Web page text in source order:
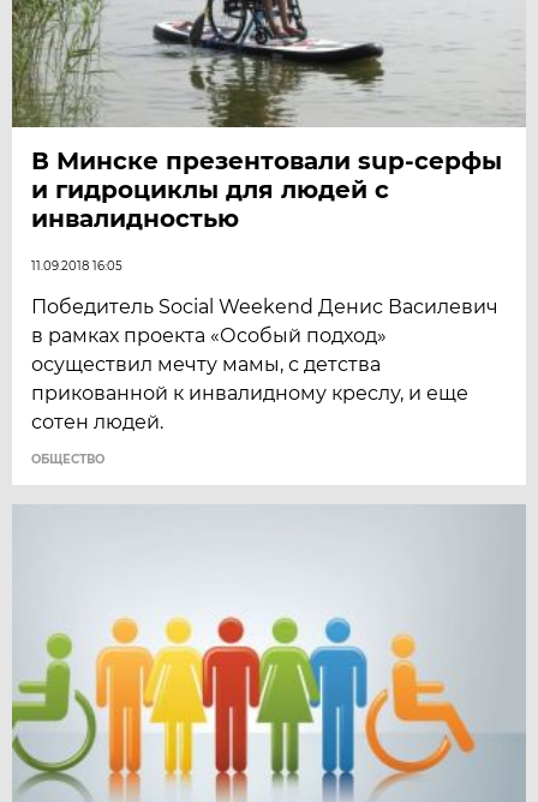
В Минске презентовали sup-серфы
и гидроциклы для людей с
инвалидностью
11.09.2018 16:05
Победитель Social Weekend Денис Василевич
в рамках проекта «Особый подход»
осуществил мечту мамы, с детства
прикованной к инвалидному креслу, и еще
сотен людей.
ОБЩЕСТВО